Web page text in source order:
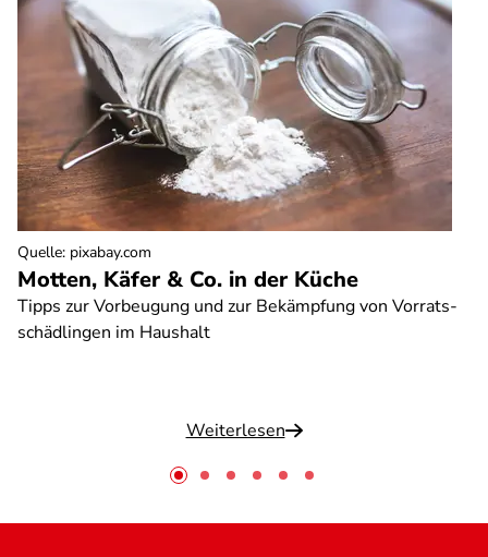
Motten, Käfer & Co. in der Küche
Tipps zur Vorbeugung und zur Bekämpfung von Vorrats-
schädlingen im Haushalt
Weiterlesen
Quelle: pixabay.com